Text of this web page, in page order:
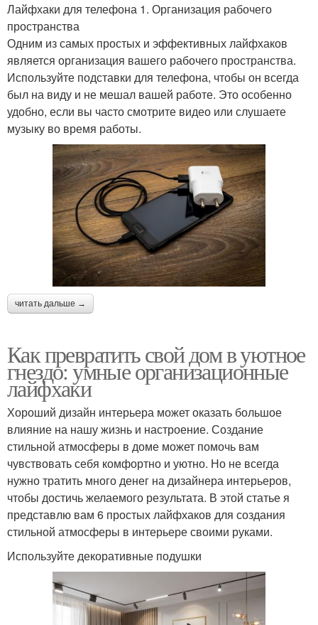
Лайфхаки для телефона 1. Организация рабочего
пространства
Одним из самых простых и эффективных лайфхаков
является организация вашего рабочего пространства.
Используйте подставки для телефона, чтобы он всегда
был на виду и не мешал вашей работе. Это особенно
удобно, если вы часто смотрите видео или слушаете
музыку во время работы.
читать дальше →
Как превратить свой дом в уютное
гнездо: умные организационные
лайфхаки
Хороший дизайн интерьера может оказать большое
влияние на нашу жизнь и настроение. Создание
стильной атмосферы в доме может помочь вам
чувствовать себя комфортно и уютно. Но не всегда
нужно тратить много денег на дизайнера интерьеров,
чтобы достичь желаемого результата. В этой статье я
представлю вам 6 простых лайфхаков для создания
стильной атмосферы в интерьере своими руками.
Используйте декоративные подушки